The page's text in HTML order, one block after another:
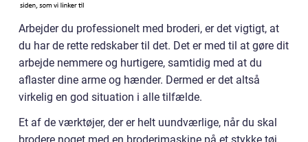
Arbejder du professionelt med broderi, er det vigtigt, at
du har de rette redskaber til det. Det er med til at gøre dit
arbejde nemmere og hurtigere, samtidig med at du
aflaster dine arme og hænder. Dermed er det altså
virkelig en god situation i alle tilfælde.
Et af de værktøjer, der er helt uundværlige, når du skal